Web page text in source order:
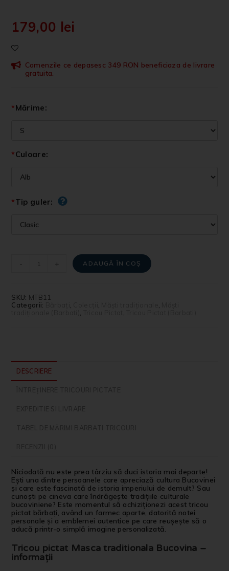
179,00 lei
Comenzile ce depasesc 349 RON beneficiaza de livrare
gratuita.
*Mărime:
*Culoare:
*Tip guler:
- + ADAUGĂ ÎN COȘ
SKU: MTB11
Categorii:
DESCRIERE
Niciodată nu este prea târziu să duci istoria mai departe!
Ești una dintre persoanele care apreciază cultura Bucovinei
și care este fascinată de istoria imperiului de demult? Sau
cunoști pe cineva care îndrăgește tradițiile culturale
bucoviniene? Este momentul să achiziționezi acest tricou
pictat bărbați, având un farmec aparte, datorită notei
personale și a emblemei autentice pe care reușește să o
aducă printr-o simplă imagine personalizată.
Tricou pictat Masca traditionala Bucovina –
informații